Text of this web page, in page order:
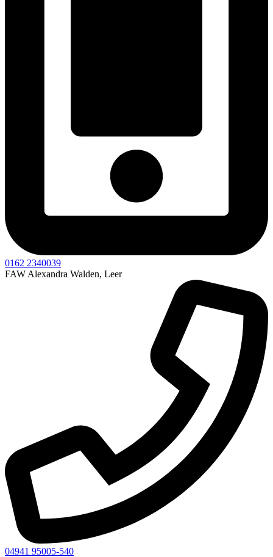
0162 2340039
FAW Alexandra Walden, Leer
04941 95005-540